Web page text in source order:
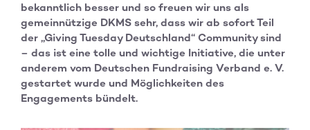
bekanntlich besser und so freuen wir uns als
gemeinnützige DKMS sehr, dass wir ab sofort Teil
der „Giving Tuesday Deutschland“ Community sind
– das ist eine tolle und wichtige Initiative, die unter
anderem vom Deutschen Fundraising Verband e. V.
gestartet wurde und Möglichkeiten des
Engagements bündelt.